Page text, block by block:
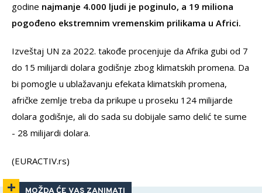
godine najmanje 4.000 ljudi je poginulo, a 19 miliona
pogođeno ekstremnim vremenskim prilikama u Africi.
Izveštaj UN za 2022. takođe procenjuje da Afrika gubi od 7
do 15 milijardi dolara godišnje zbog klimatskih promena. Da
bi pomogle u ublažavanju efekata klimatskih promena,
afričke zemlje treba da prikupe u proseku 124 milijarde
dolara godišnje, ali do sada su dobijale samo delić te sume
- 28 milijardi dolara.
(EURACTIV.rs)
MOŽDA ĆE VAS ZANIMATI